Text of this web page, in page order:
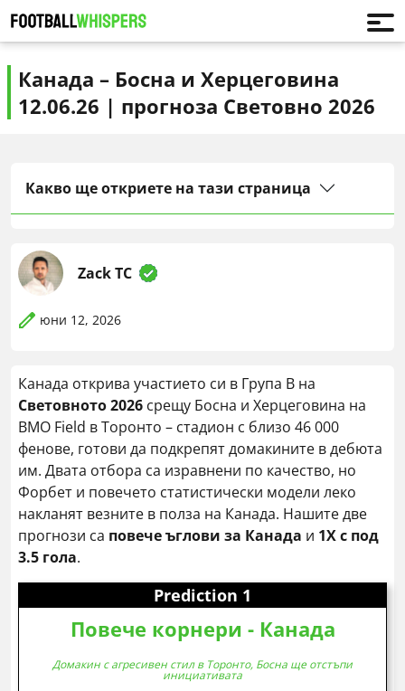
Канада – Босна и Херцеговина
12.06.26 | прогноза Световно 2026
Какво ще откриете на тази страница
Zack TC
юни 12, 2026
Канада открива участието си в Група B на
Световното 2026 срещу Босна и Херцеговина на
BMO Field в Торонто – стадион с близо 46 000
фенове, готови да подкрепят домакините в дебюта
им. Двата отбора са изравнени по качество, но
Форбет и повечето статистически модели леко
накланят везните в полза на Канада. Нашите две
прогнози са повече ъглови за Канада и 1X с под
3.5 гола.
Prediction 1
Повече корнери - Канада
Домакин с агресивен стил в Торонто, Босна ще отстъпи
инициативата